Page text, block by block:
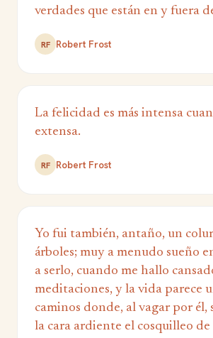
verdades que están en y fuera
RF Robert Frost
La felicidad es más intensa
extensa.
RF Robert Frost
Yo fui también, antaño, un
árboles; muy a menudo sueño
a serlo, cuando me hallo
meditaciones, y la vida parece
caminos donde, al vagar por él,
la cara ardiente el cosquilleo de